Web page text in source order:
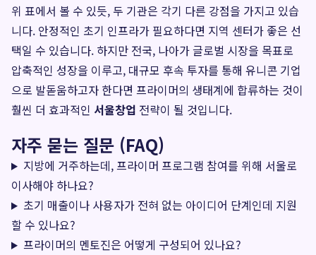
위 표에서 볼 수 있듯, 두 기관은 각기 다른 강점을 가지고 있습
니다. 안정적인 초기 인프라가 필요하다면 지역 센터가 좋은 선
택일 수 있습니다. 하지만 전국, 나아가 글로벌 시장을 목표로
압축적인 성장을 이루고, 대규모 후속 투자를 통해 유니콘 기업
으로 발돋움하고자 한다면 프라이머의 생태계에 합류하는 것이
훨씬 더 효과적인 서울창업 전략이 될 것입니다.
자주 묻는 질문 (FAQ)
지방에 거주하는데, 프라이머 프로그램 참여를 위해 서울로
이사해야 하나요?
초기 매출이나 사용자가 전혀 없는 아이디어 단계인데 지원
할 수 있나요?
프라이머의 멘토진은 어떻게 구성되어 있나요?